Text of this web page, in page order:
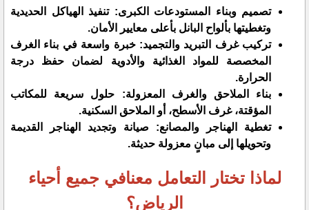
​تصميم وبناء المستودعات الكبرى: تنفيذ الهياكل الحديدية
وتغطيتها بألواح البانل بأعلى معايير الأمان.
​تركيب غرف التبريد والتجميد: خبرة واسعة في بناء الغرف
المخصصة للمواد الغذائية والأدوية لضمان حفظ درجة
الحرارة.
​بناء الملاحق والغرف المعزولة: حلول سريعة للمكاتب
المؤقتة، غرف الأسطح، أو الملاحق السكنية.
​تغطية الهناجر والمصانع: صيانة وتجديد الهناجر القديمة
وتحويلها إلى مبانٍ معزولة حديثة.
​لماذا تختار التعامل معنافي جميع أحياء
الرياض؟